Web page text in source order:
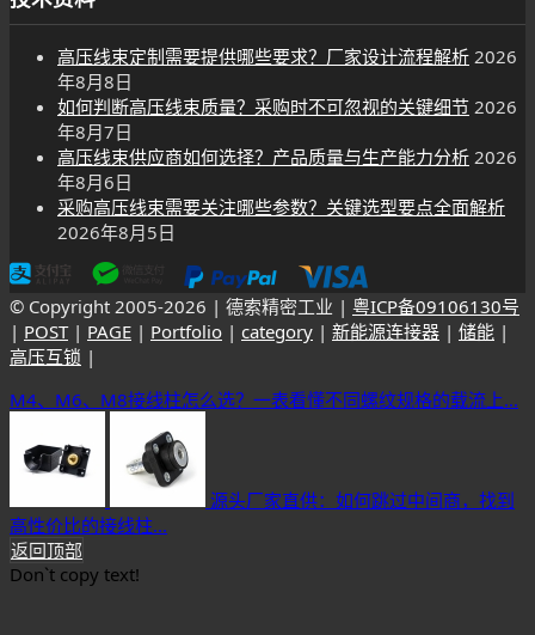
高压线束定制需要提供哪些要求？厂家设计流程解析 2026
年8月8日
如何判断高压线束质量？采购时不可忽视的关键细节 2026
年8月7日
高压线束供应商如何选择？产品质量与生产能力分析 2026
年8月6日
采购高压线束需要关注哪些参数？关键选型要点全面解析
2026年8月5日
© Copyright 2005-2026 | 德索精密工业 | 粤ICP备09106130号
| POST| PAGE | Portfolio | category | 新能源连接器 | 储能 |
高压互锁 |
M4、M6、M8接线柱怎么选？一表看懂不同螺纹规格的载流上...
源头厂家直供：如何跳过中间商，找到
高性价比的接线柱...
返回顶部
Don`t copy text!